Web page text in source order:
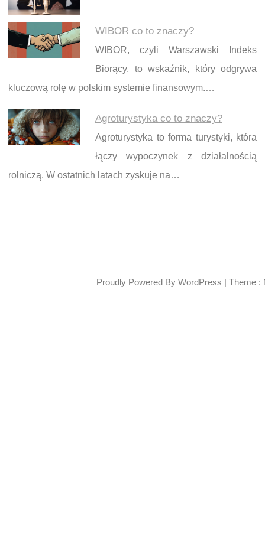
WIBOR co to znaczy?
WIBOR, czyli Warszawski Indeks
Biorący, to wskaźnik, który odgrywa
kluczową rolę w polskim systemie finansowym.…
Agroturystyka co to znaczy?
Agroturystyka to forma turystyki, która
łączy wypoczynek z działalnością
rolniczą. W ostatnich latach zyskuje na…
Proudly Powered By WordPress | Theme :